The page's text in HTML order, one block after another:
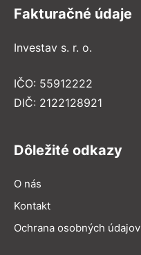
Fakturačné údaje
Investav s. r. o.
IČO: 55912222
DIČ: 2122128921
Dôležité odkazy
O nás
Kontakt
Ochrana osobných údajov